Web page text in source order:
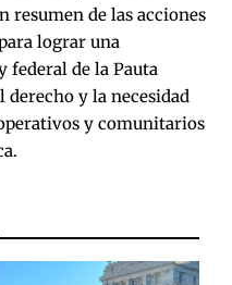
resumen de las acciones
lograr una
de la Pauta
y la necesidad
y comunitarios